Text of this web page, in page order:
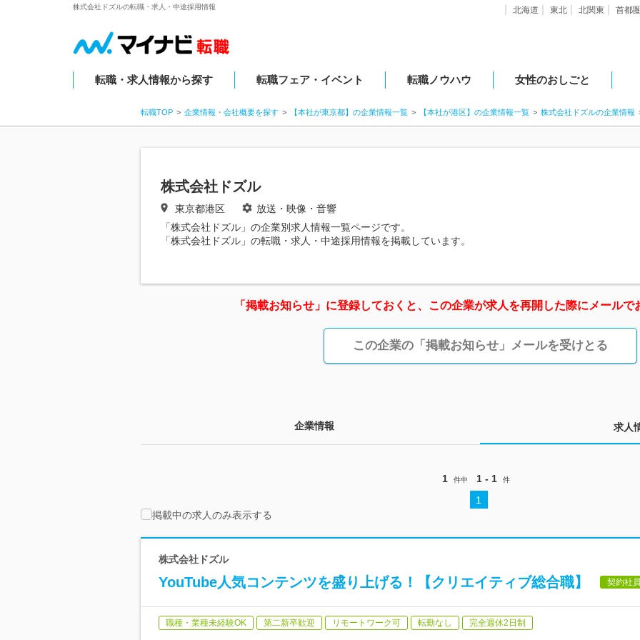
株式会社ドズルの転職・求人・中途採用情報 北海道 東北 北関東 首都圏
転職・求人情報から探す 転職フェア・イベント 転職ノウハウ 女性のおしごと
転職TOP 企業情報・会社概要を探す 【本社が東京都】の企業情報一覧 【本社が港区】の企業情報一覧 株式会社ドズルの企業情報
株式会社ドズル
東京都港区
放送・映像・音響
「株式会社ドズル」の企業別求人情報一覧ページです。
「株式会社ドズル」の転職・求人・中途採用情報を掲載しています。
「掲載お知らせ」に登録しておくと、この企業が求人を再開した際にメールで
この企業の「掲載お知らせ」メールを受けとる
企業情報 求人
1 件中 1 - 1 件
1
掲載中の求人のみ表示する
株式会社ドズル
YouTube人気コンテンツを盛り上げる！【クリエイティブ総合職】 契約社員
職種・業種未経験OK 第二新卒歓迎 リモートワーク可 転勤なし 完全週休2日制